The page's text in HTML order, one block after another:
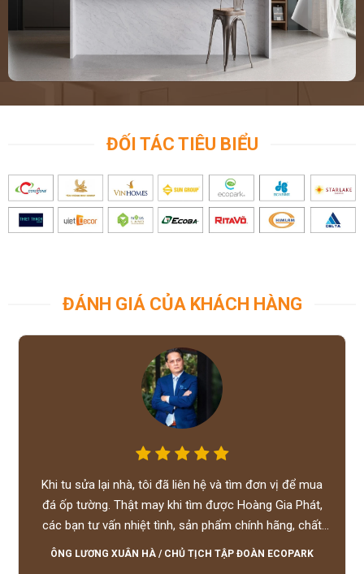
ĐỐI TÁC TIÊU BIỂU
ĐÁNH GIÁ CỦA KHÁCH HÀNG
Khi tu sửa lại nhà, tôi đã liên hệ và tìm đơn vị để mua
đá ốp tường. Thật may khi tìm được Hoàng Gia Phát,
các bạn tư vấn nhiệt tình, sản phẩm chính hãng, chất
lượng tốt, giá hợp lý, hỗ trợ tận tình.
ÔNG LƯƠNG XUÂN HÀ / CHỦ TỊCH TẬP ĐOÀN ECOPARK